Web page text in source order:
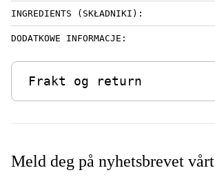
INGREDIENTS (SKŁADNIKI):
DODATKOWE INFORMACJE:
Frakt og return
Meld deg på nyhetsbrevet vårt